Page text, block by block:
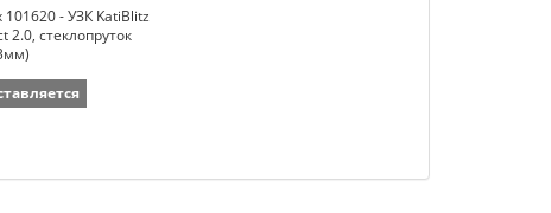
101620 - УЗК KatiBlitz
2.0, стеклопруток